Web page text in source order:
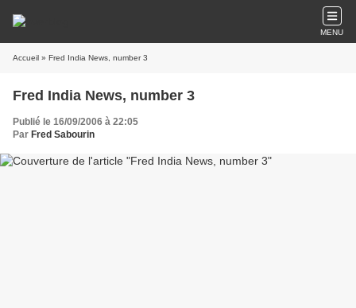
MENU
Accueil » Fred India News, number 3
Fred India News, number 3
Publié le 16/09/2006 à 22:05
Par Fred Sabourin